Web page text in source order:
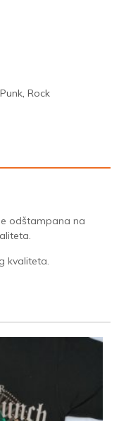
Punk, Rock
odštampana na
kvaliteta.